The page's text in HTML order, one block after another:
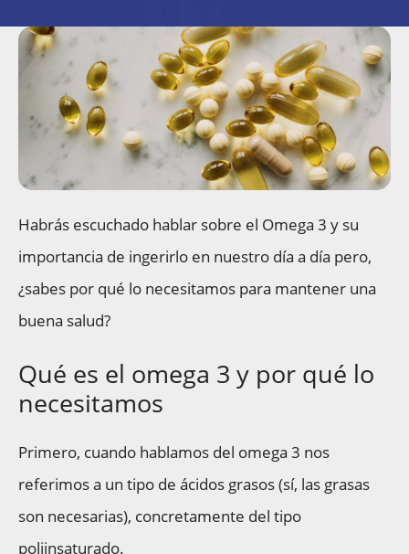
Habrás escuchado hablar sobre el Omega 3 y su
importancia de ingerirlo en nuestro día a día pero,
¿sabes por qué lo necesitamos para mantener una
buena salud?
Qué es el omega 3 y por qué lo
necesitamos
Primero, cuando hablamos del omega 3 nos
referimos a un tipo de ácidos grasos (sí, las grasas
son necesarias), concretamente del tipo
poliinsaturado.